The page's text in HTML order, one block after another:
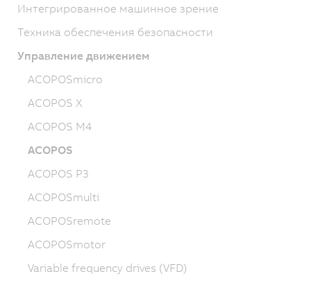
Интегрированное машинное зрение
Техника обеспечения безопасности
Управление движением
ACOPOSmicro
ACOPOS X
ACOPOS M4
ACOPOS
ACOPOS P3
ACOPOSmulti
ACOPOSremote
ACOPOSmotor
Variable frequency drives (VFD)